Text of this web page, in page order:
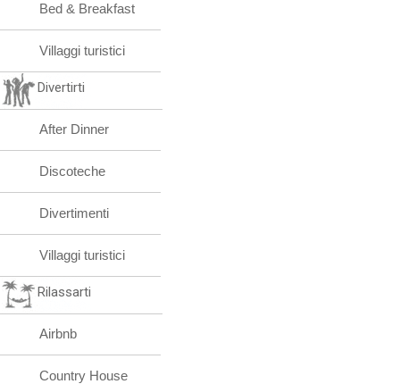
Bed & Breakfast
Villaggi turistici
Divertirti
After Dinner
Discoteche
Divertimenti
Villaggi turistici
Rilassarti
Airbnb
Country House